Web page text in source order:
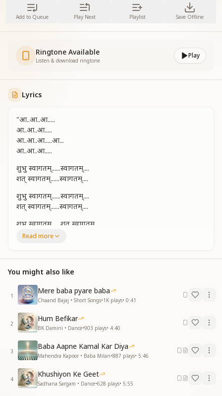
Add to Queue Play Next Playlist Save Offline
Ringtone Available
Listen & download ringtone
Play
Lyrics
"आ..आ..आ.....
आ..आ..आ.....
आ..आ..आ.....आ...
आ..आ..आ.....
शुभु स्वागतम्......स्वागतम्....
शत् स्वागतम्......स्वागतम्....
शुभु स्वागतम्......स्वागतम्....
शत् स्वागतम्......स्वागतम्....
शुभु स्वागतम्......शत् स्वागतम्.......
शुभु स्वागतम्......शत् स्वागतम्......
मिलता कहीं न अंत है...
आज तो अपने हर्ष का..
मिलता कहीं न अंत है...
आगमन से आप के...
आनंद ही आनंद है...
आगमन से आप के...
आनंद ही आनंद है...
शुभु स्वागतम्......स्वागतम्....
शत् स्वागतम्......स्वागतम्....
शुभु स्वागतम्......स्वागतम्....
शत् स्वागतम्......स्वागतम्....
Read more
You might also like
1
Mere baba pyare baba
Chaand Bajaj • Short Songs•1K plays• 0:41
2
Hum Befikar
BK Damini • Dance•903 plays• 4:40
3
Baba Aapne Kamal Kar Diya
Mahendra Kapoor • Baba Milan•887 plays• 5:46
4
Khushiyon Ke Geet
Sadhana Sargam • Dance•628 plays• 5:55